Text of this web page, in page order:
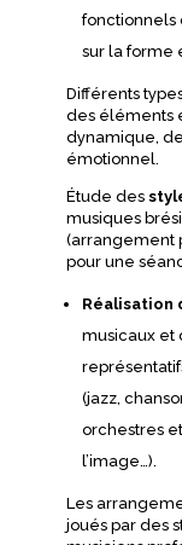
fonctionnels
sur la forme
Différents
des éléments
dynamique,
émotionnel.
Étude des
musiques
(arrangement
pour une
Réalisation
musicaux et
(jazz,
orchestres
l’image…).
Les
joués par des